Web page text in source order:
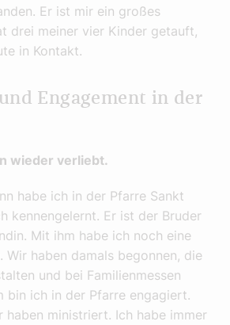
Er ist mir ein großes
drei meiner vier Kinder getauft,
in Kontakt.
Engagement in der
wieder verliebt.
habe ich in der Pfarre Sankt
kennengelernt. Er ist der Bruder
Mit ihm habe ich noch eine
Wir haben damals begonnen, die
und bei Familienmessen
bin ich in der Pfarre engagiert.
haben ministriert. Ich habe immer